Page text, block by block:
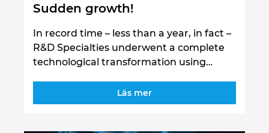
Sudden growth!
In record time – less than a year, in fact –
R&D Specialties underwent a complete
technological transformation using…
Läs mer